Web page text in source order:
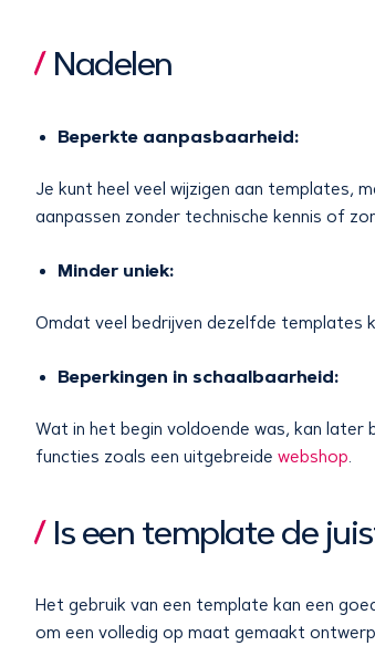
Nadelen
Beperkte aanpasbaarheid:
Je kunt heel veel wijzigen aan templates,
aanpassen zonder technische kennis of
Minder uniek:
Omdat veel bedrijven dezelfde templates
Beperkingen in schaalbaarheid:
Wat in het begin voldoende was, kan
functies zoals een uitgebreide webshop.
Is een template de
Het gebruik van een template kan een
om een volledig op maat gemaakt